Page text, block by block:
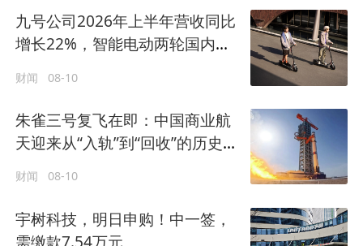
九号公司2026年上半年营收同比
增长22%，智能电动两轮国内累
财闻 08-10
朱雀三号复飞在即：中国商业航
天迎来从“入轨”到“回收”的历史跨
财闻 08-10
宇树科技，明日申购！中一签，